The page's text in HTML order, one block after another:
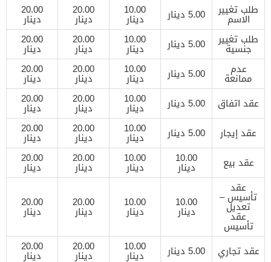
طلب تغيير
الاسم 5.00 دينار 10.00
دينار
20.00
دينار
20.00
دينار
طلب تغيير
جنسية 5.00 دينار 10.00
دينار
20.00
دينار
20.00
دينار
عدم
ممانعة 5.00 دينار 10.00
دينار
20.00
دينار
20.00
دينار
عقد اتفاق
5.00 دينار 10.00
دينار
20.00
دينار
20.00
دينار
عقد إيجار
5.00 دينار 10.00
دينار
20.00
دينار
20.00
دينار
عقد بيع
10.00
دينار
10.00
دينار
20.00
دينار
20.00
دينار
عقد
تأسيس –
تعديل
عقد
تأسيس
10.00
دينار
10.00
دينار
20.00
دينار
20.00
دينار
عقد تجاري 5.00 دينار 10.00
دينار
20.00
دينار
20.00
دينار